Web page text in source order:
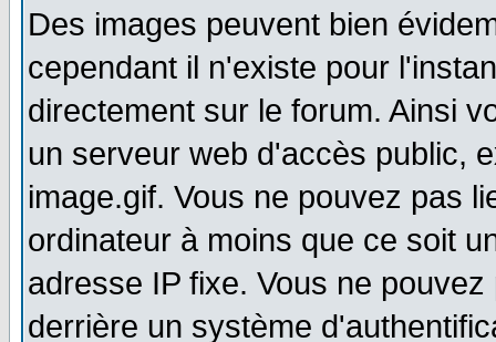
Des images peuvent bien
cependant il n'existe pour
directement sur le forum. Ainsi
un serveur web d'accès public,
image.gif. Vous ne pouvez pas
ordinateur à moins que ce soit
adresse IP fixe. Vous ne
derrière un système